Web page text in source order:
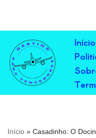
para
o
conteúdo
Início
Início » Casadinho: O